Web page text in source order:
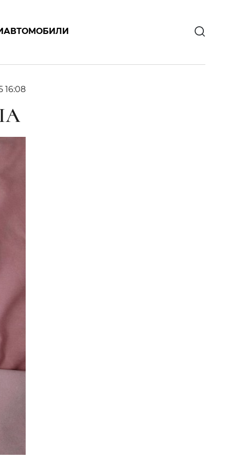
АВТОМОБИЛИ
16:08